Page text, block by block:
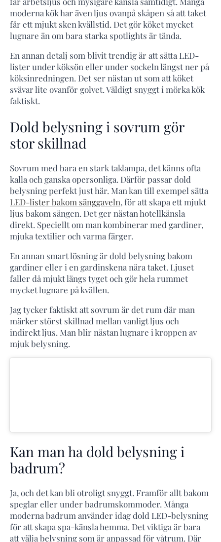
moderna kök har även ljus ovanpå skåpen så att taket
får ett mjukt sken kvällstid. Det gör köket mycket
lugnare än om bara starka spotlights är tända.
En annan detalj som blivit trendig är att sätta LED-
lister under köksön eller under sockeln längst ner på
köksinredningen. Det ser nästan ut som att köket
svävar lite ovanför golvet. Väldigt snyggt i mörka kök
faktiskt.
Dold belysning i sovrum gör
stor skillnad
Sovrum med bara en stark taklampa, det känns ofta
kalla och ganska opersonliga. Därför passar dold
belysning perfekt just här. Man kan till exempel sätta
LED-lister bakom sänggaveln, för att skapa ett mjukt
ljus bakom sängen. Det ger nästan hotellkänsla
direkt. Speciellt om man kombinerar med gardiner,
mjuka textilier och varma färger.
En annan smart lösning är dold belysning bakom
gardiner eller i en gardinskena nära taket. Ljuset
faller då mjukt längs tyget och gör hela rummet
mycket lugnare på kvällen.
Jag tycker faktiskt att sovrum är det rum där man
märker störst skillnad mellan vanligt ljus och
indirekt ljus. Man blir nästan lugnare i kroppen av
mjuk belysning.
Kan man ha dold belysning i
badrum?
Ja, och det kan bli otroligt snyggt. Framför allt bakom
speglar eller under badrumskommoder. Många
moderna badrum använder idag dold LED-belysning
för att skapa spa-känsla hemma. Det viktiga är bara
att välja belysning som är anpassad för våtrum. Där